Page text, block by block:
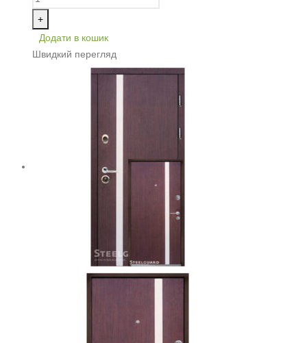
+
Додати в кошик
Швидкий перегляд